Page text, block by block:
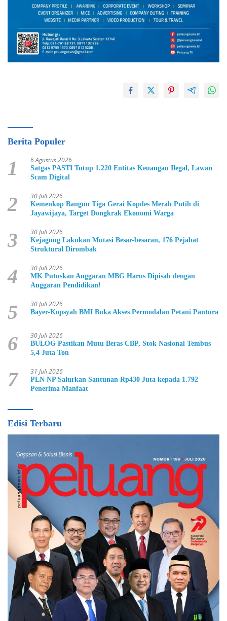
Berita Populer
1 6 Agustus 2026
Satgas PASTI Tutup 1.220 Entitas Keuangan Ilegal, Lawan
Scam Digital
2 30 Juli 2026
Kemenkop Bangun Tiga Gerai Kopdes Merah Putih di
Jayawijaya, Target Dongkrak Ekonomi Warga
3 30 Juli 2026
Kejagung Lakukan Mutasi Besar-besaran, 176 Pejabat
Struktural Dirombak
4 30 Juli 2026
MK Putuskan Anggaran MBG Harus Dipisah dengan
Anggaran Pendidikan!
5 30 Juli 2026
Bayer-Kopsyah BMI Buka Akses Permodalan Petani Pantura
6 30 Juli 2026
BULOG Pastikan Mutu Beras CBP, Stok Nasional Tembus
5,4 Juta Ton
7 31 Juli 2026
PLN NP Salurkan Santunan Rp430 Juta kepada 1.792
Penerima Manfaat
Edisi Terbaru